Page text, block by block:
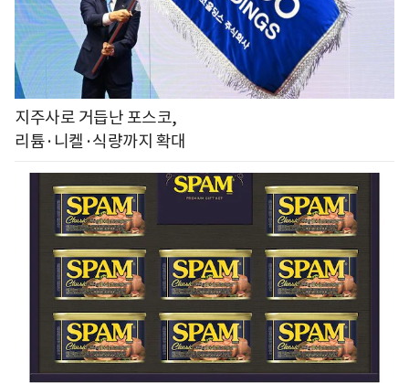
지주사로 거듭난 포스코,
리튬·니켈·식량까지 확대